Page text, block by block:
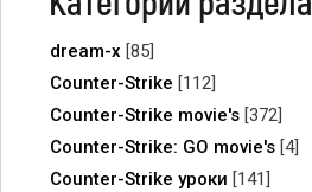
dream-x [85]
Counter-Strike [112]
Counter-Strike movie's [372]
Counter-Strike: GO movie's [4]
Counter-Strike уроки [141]